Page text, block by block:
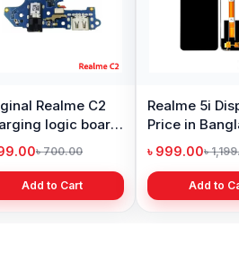
৳ 1,099.00